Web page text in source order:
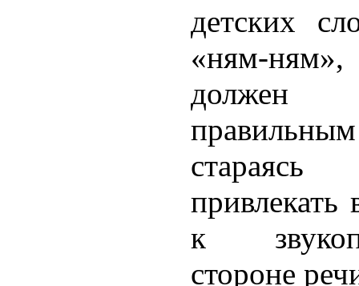
детских
«ням-ням»,
должен
привлекать
к
стороне